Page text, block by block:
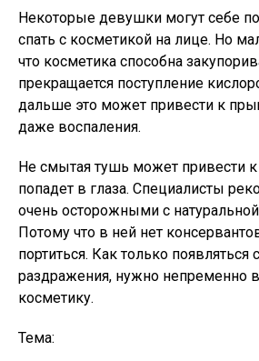
Некоторые девушки могут себе
спать с косметикой на лице. Но
что косметика способна
прекращается поступление
дальше это может привести к
даже воспаления.
Не смытая тушь может привести
попадет в глаза. Специалисты
очень осторожными с
Потому что в ней нет
портиться. Как только
раздражения, нужно непременно
косметику.
Тема: